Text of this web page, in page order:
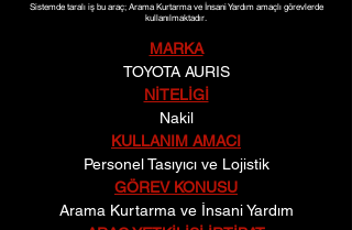
Sistemde taralı iş bu araç; Arama Kurtarma ve İnsani Yardım amaçlı görevlerde
kullanılmaktadır.
MARKA
TOYOTA AURIS
NİTELİGİ
Nakil
KULLANIM AMACI
Personel Tasıyıcı ve Lojistik
GÖREV KONUSU
Arama Kurtarma ve İnsani Yardım